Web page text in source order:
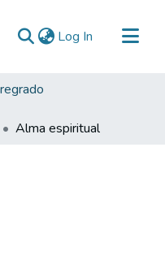
Log In (current)
Alma espiritual